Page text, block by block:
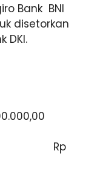
Bank BNI
disetorkan
DKI.
Rp